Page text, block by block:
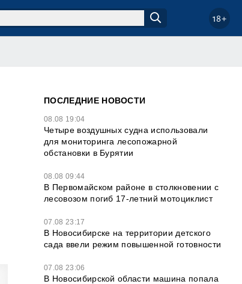
18+
ПОСЛЕДНИЕ НОВОСТИ
08.08 19:04
Четыре воздушных судна использовали
для мониторинга лесопожарной
обстановки в Бурятии
08.08 09:44
В Первомайском районе в столкновении с
лесовозом погиб 17-летний мотоциклист
07.08 23:17
В Новосибирске на территории детского
сада ввели режим повышенной готовности
07.08 23:06
В Новосибирской области машина попала